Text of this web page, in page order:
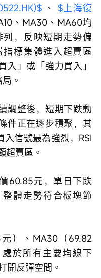
、 $上海復
、MA30、MA60均
，反映短期走勢偏
標集體進入超賣區
入」或「強力買入」
。
調整後，短期下跌動
件正在逐步積聚，其
信號最為強烈，RSI
超賣區。
60.85元，單日下跌
整體走勢符合板塊節
）、MA30（69.82
於所有主要均線下
開反彈空間。